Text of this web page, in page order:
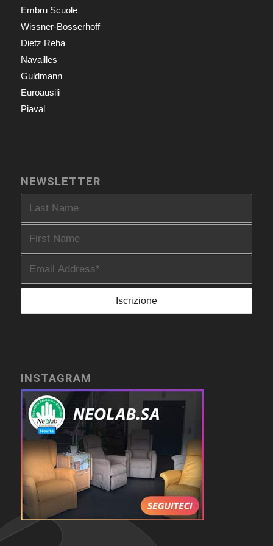
Embru Scuole
Wissner-Bosserhoff
Dietz Reha
Navailles
Guldmann
Euroausili
Piaval
NEWSLETTER
INSTAGRAM